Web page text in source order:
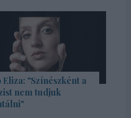
Eliza: "Színészként a
nem tudjuk